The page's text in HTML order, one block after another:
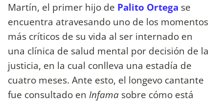
Martín, el primer hijo de Palito Ortega se
encuentra atravesando uno de los momentos
más críticos de su vida al ser internado en
una clínica de salud mental por decisión de la
justicia, en la cual conlleva una estadía de
cuatro meses. Ante esto, el longevo cantante
fue consultado en Infama sobre cómo está